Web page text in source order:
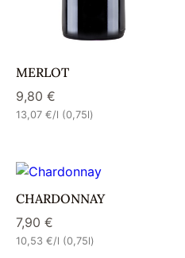
MERLOT
9,80 €
13,07 €/l (0,75l)
CHARDONNAY
7,90 €
10,53 €/l (0,75l)